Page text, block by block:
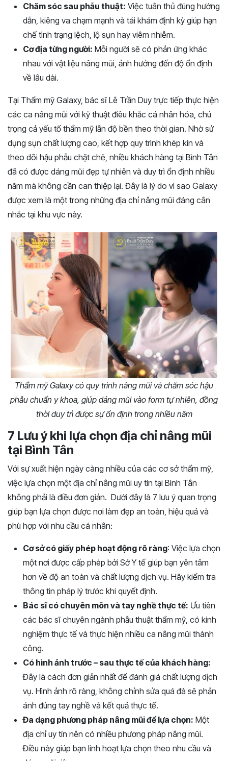
Chăm sóc sau phẫu thuật: Việc tuân thủ đúng hướng
dẫn, kiêng va chạm mạnh và tái khám định kỳ giúp hạn
chế tình trạng lệch, lộ sụn hay viêm nhiễm.
Cơ địa từng người: Mỗi người sẽ có phản ứng khác
nhau với vật liệu nâng mũi, ảnh hưởng đến độ ổn định
về lâu dài.
Tại Thẩm mỹ Galaxy, bác sĩ Lê Trần Duy trực tiếp thực hiện
các ca nâng mũi với kỹ thuật điêu khắc cá nhân hóa, chú
trọng cả yếu tố thẩm mỹ lẫn độ bền theo thời gian. Nhờ sử
dụng sụn chất lượng cao, kết hợp quy trình khép kín và
theo dõi hậu phẫu chặt chẽ, nhiều khách hàng tại Bình Tân
đã có được dáng mũi đẹp tự nhiên và duy trì ổn định nhiều
năm mà không cần can thiệp lại. Đây là lý do vì sao Galaxy
được xem là một trong những địa chỉ nâng mũi đáng cân
nhắc tại khu vực này.
Thẩm mỹ Galaxy có quy trình nâng mũi và chăm sóc hậu
phẫu chuẩn y khoa, giúp dáng mũi vào form tự nhiên, đồng
thời duy trì được sự ổn định trong nhiều năm
7 Lưu ý khi lựa chọn địa chỉ nâng mũi
tại Bình Tân
Với sự xuất hiện ngày càng nhiều của các cơ sở thẩm mỹ,
việc lựa chọn một địa chỉ nâng mũi uy tín tại Bình Tân
không phải là điều đơn giản. Dưới đây là 7 lưu ý quan trọng
giúp bạn lựa chọn được nơi làm đẹp an toàn, hiệu quả và
phù hợp với nhu cầu cá nhân:
Cơ sở có giấy phép hoạt động rõ ràng: Việc lựa chọn
một nơi được cấp phép bởi Sở Y tế giúp bạn yên tâm
hơn về độ an toàn và chất lượng dịch vụ. Hãy kiểm tra
thông tin pháp lý trước khi quyết định.
Bác sĩ có chuyên môn và tay nghề thực tế: Ưu tiên
các bác sĩ chuyên ngành phẫu thuật thẩm mỹ, có kinh
nghiệm thực tế và thực hiện nhiều ca nâng mũi thành
công.
Có hình ảnh trước – sau thực tế của khách hàng:
Đây là cách đơn giản nhất để đánh giá chất lượng dịch
vụ. Hình ảnh rõ ràng, không chỉnh sửa quá đà sẽ phản
ánh đúng tay nghề và kết quả thực tế.
Đa dạng phương pháp nâng mũi để lựa chọn: Một
địa chỉ uy tín nên có nhiều phương pháp nâng mũi.
Điều này giúp bạn linh hoạt lựa chọn theo nhu cầu và